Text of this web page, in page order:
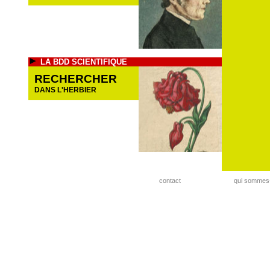
LA BDD SCIENTIFIQUE
RECHERCHER
DANS L'HERBIER
contact qui